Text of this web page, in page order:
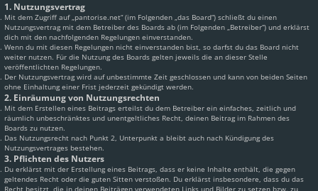
1. Nutzungsvertrag
Mit dem Zugriff auf „pantorise.net“ (im Folgenden „das Board“) schließt du einen
Nutzungsvertrag mit dem Betreiber des Boards ab (im Folgenden „Betreiber“) und erklärst
dich mit den nachfolgenden Regelungen einverstanden.
Wenn du mit diesen Regelungen nicht einverstanden bist, so darfst du das Board nicht
weiter nutzen. Für die Nutzung des Boards gelten jeweils die an dieser Stelle
veröffentlichten Regelungen.
Der Nutzungsvertrag wird auf unbestimmte Zeit geschlossen und kann von beiden Seiten
ohne Einhaltung einer Frist jederzeit gekündigt werden.
2. Einräumung von Nutzungsrechten
Mit dem Erstellen eines Beitrags erteilst du dem Betreiber ein einfaches, zeitlich und
räumlich unbeschränktes und unentgeltliches Recht, deinen Beitrag im Rahmen des
Boards zu nutzen.
Das Nutzungsrecht nach Punkt 2, Unterpunkt a bleibt auch nach Kündigung des
Nutzungsvertrages bestehen.
3. Pflichten des Nutzers
Du erklärst mit der Erstellung eines Beitrags, dass er keine Inhalte enthält, die gegen
geltendes Recht oder die guten Sitten verstoßen. Du erklärst insbesondere, dass du das
Recht besitzt, die in deinen Beiträgen verwendeten Links und Bilder zu setzen bzw. zu